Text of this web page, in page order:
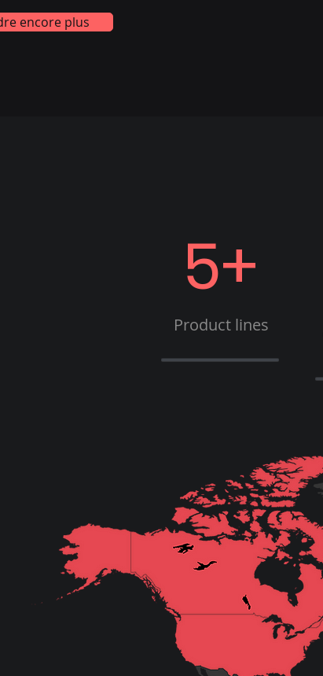
encore plus
5+
Product lines